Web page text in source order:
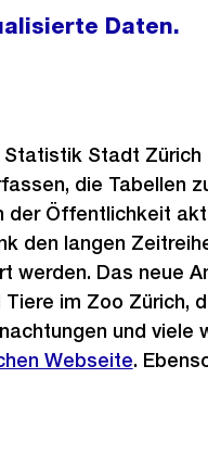
Daten.
Stadt
die Tabellen
der Öffentlichkeit
den langen
werden. Das neue
im Zoo Zürich,
und
Webseite.